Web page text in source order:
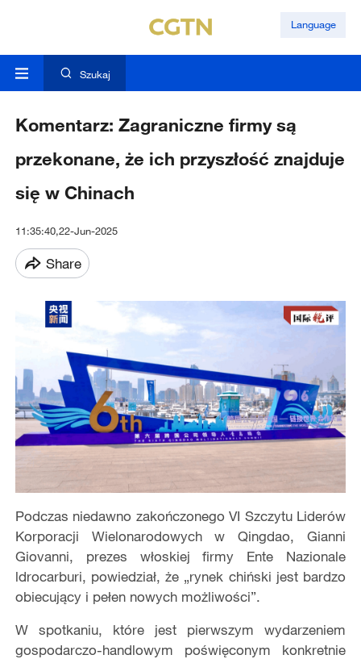
Language
Szukaj
Komentarz: Zagraniczne firmy są
przekonane, że ich przyszłość znajduje
się w Chinach
11:35:40,22-Jun-2025
Share
Podczas niedawno zakończonego VI Szczytu Liderów
Korporacji Wielonarodowych w Qingdao, Gianni
Giovanni, prezes włoskiej firmy Ente Nazionale
ldrocarburi, powiedział, że „rynek chiński jest bardzo
obiecujący i pełen nowych możliwości”.
W spotkaniu, które jest pierwszym wydarzeniem
gospodarczo-handlowym poświęconym konkretnie